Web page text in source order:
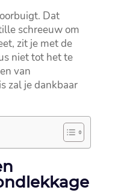
Dat
schreeuw om
zit je met de
niet tot het te
van
zal je dankbaar